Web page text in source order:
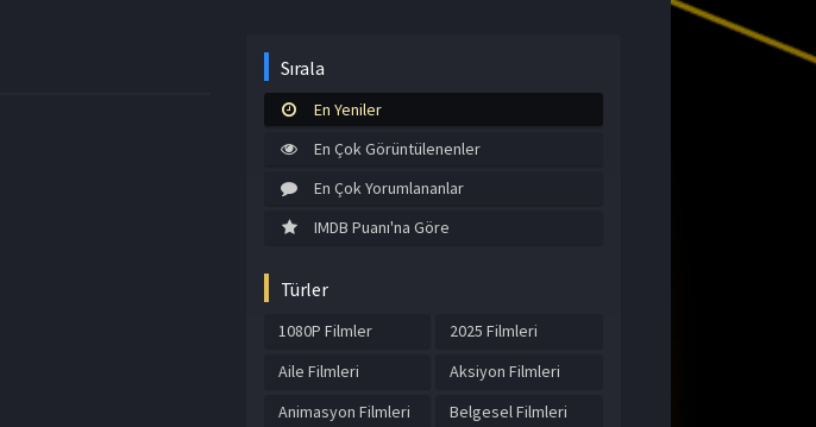
Sırala
En Yeniler
En Çok Görüntülenenler
En Çok Yorumlananlar
IMDB Puanı'na Göre
Türler
1080P Filmler
2025 Filmleri
Aile Filmleri
Aksiyon Filmleri
Animasyon Filmleri
Belgesel Filmleri